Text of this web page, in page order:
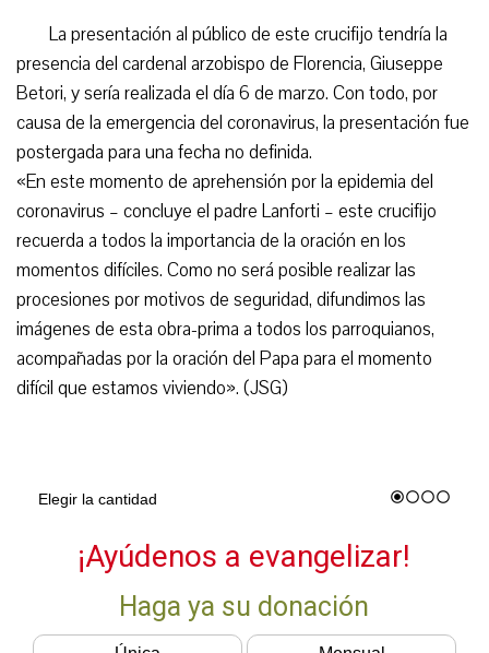
La presentación al público de este crucifijo tendría la
presencia del cardenal arzobispo de Florencia, Giuseppe
Betori, y sería realizada el día 6 de marzo. Con todo, por
causa de la emergencia del coronavirus, la presentación fue
postergada para una fecha no definida.
«En este momento de aprehensión por la epidemia del
coronavirus – concluye el padre Lanforti – este crucifijo
recuerda a todos la importancia de la oración en los
momentos difíciles. Como no será posible realizar las
procesiones por motivos de seguridad, difundimos las
imágenes de esta obra-prima a todos los parroquianos,
acompañadas por la oración del Papa para el momento
difícil que estamos viviendo». (JSG)